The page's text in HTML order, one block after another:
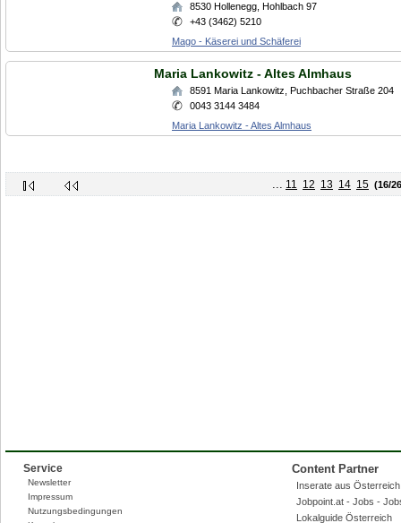
8530 Hollenegg Hohlbach 97
+43 (3462) 5210
Mago - Käserei und Schäferei
Maria Lankowitz - Altes Almhaus
8591 Maria Lankowitz Puchbacher Straße 204
0043 3144 3484
Maria Lankowitz - Altes Almhaus
... 11 12 13 14 15 (16/
Service
Newsletter
Impressum
Nutzungsbedingungen
Content Partner
Inserate aus
Jobpoint.at - Jobs -
Lokalguide Österreich